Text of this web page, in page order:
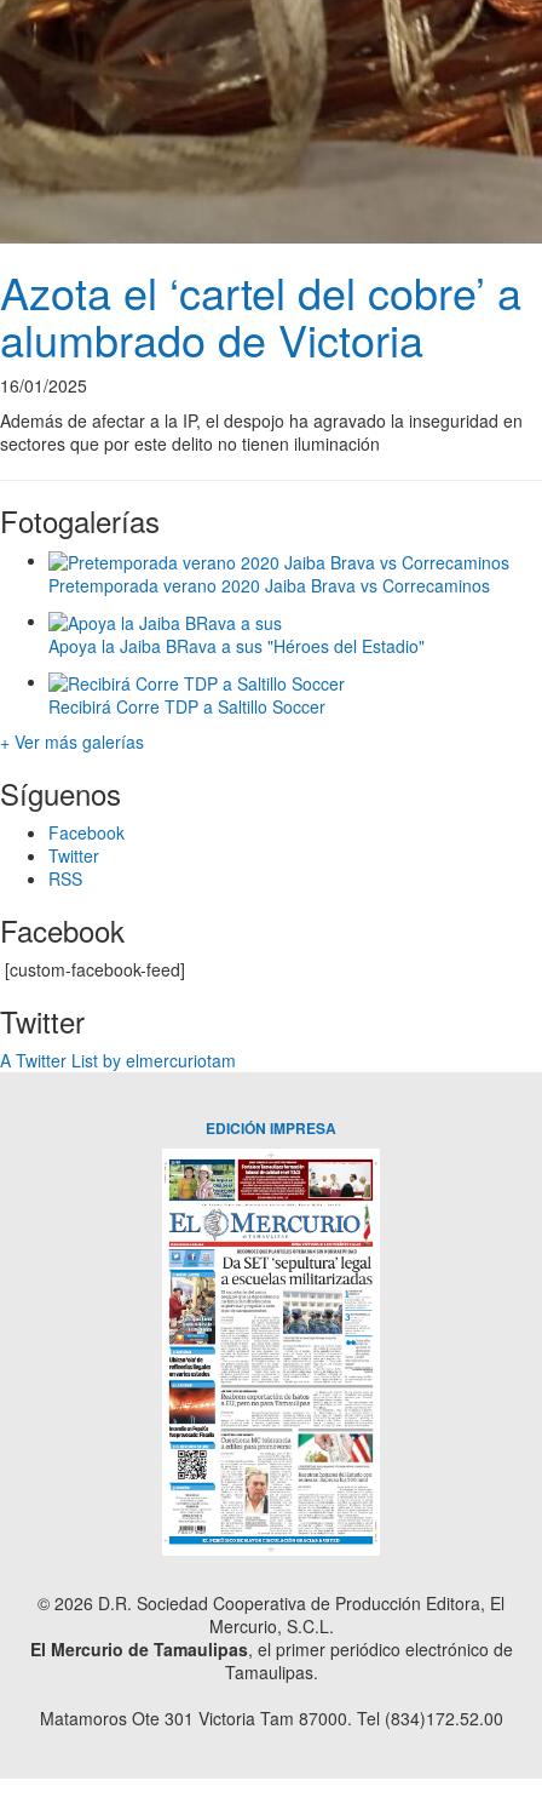
Azota el ‘cartel del cobre’ a
alumbrado de Victoria
16/01/2025
Además de afectar a la IP, el despojo ha agravado la inseguridad en
sectores que por este delito no tienen iluminación
Fotogalerías
Pretemporada verano 2020 Jaiba Brava vs Correcaminos
Apoya la Jaiba BRava a sus "Héroes del Estadio"
Recibirá Corre TDP a Saltillo Soccer
+ Ver más galerías
Síguenos
Facebook
Twitter
RSS
Facebook
[custom-facebook-feed]
Twitter
A Twitter List by elmercuriotam
EDICIÓN IMPRESA
© 2026 D.R. Sociedad Cooperativa de Producción Editora, El
Mercurio, S.C.L.
El Mercurio de Tamaulipas, el primer periódico electrónico de
Tamaulipas.
Matamoros Ote 301 Victoria Tam 87000. Tel (834)172.52.00